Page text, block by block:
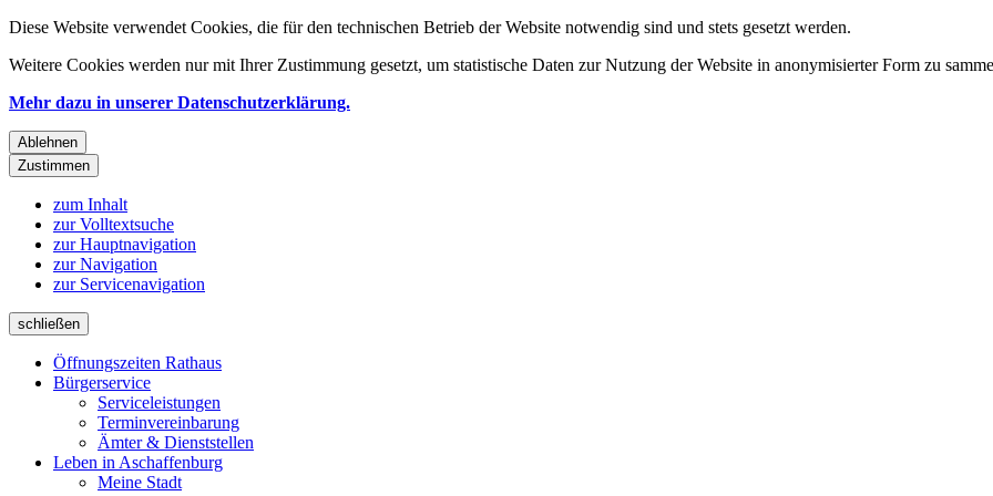
Diese Website verwendet Cookies, die für den technischen Betrieb der Website notwendig sind und stets gesetzt werden.
Weitere Cookies werden nur mit Ihrer Zustimmung gesetzt, um statistische Daten zur Nutzung der Website in anonymisierter Form zu
Mehr dazu in unserer Datenschutzerklärung.
Ablehnen
Zustimmen
zum Inhalt
zur Volltextsuche
zur Hauptnavigation
zur Navigation
zur Servicenavigation
schließen
Öffnungszeiten Rathaus
Bürgerservice
Serviceleistungen
Terminvereinbarung
Ämter & Dienststellen
Leben in Aschaffenburg
Meine Stadt